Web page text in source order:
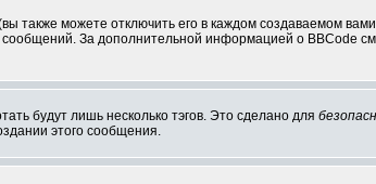
также можете отключить его в каждом создаваемом
За дополнительной информацией о BBCode
будут лишь несколько тэгов. Это сделано для
этого сообщения.